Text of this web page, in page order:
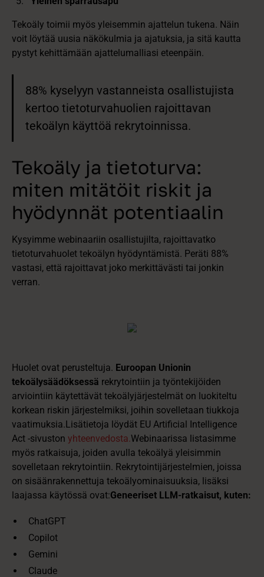
Tekoäly toimii myös yleisemmin ajattelun tukena. Näin
voit löytää uusia näkökulmia ja ajatuksia, ja sitä kautta
pystyt kehittämään ajattelumalliasi eteenpäin.
88% kyselyyn vastanneista osallistujista
kertoo tietoturvahuolien rajoittavan
tekoälyn käyttöä rekrytoinnissa.
Tekoäly ja tietoturva:
miten mitätöit riskit ja
hyödynnät potentiaalin
Kysyimme webinaariin osallistujilta, rajoittavatko
tietoturvahuolet tekoälyn hyödyntämistä. Peräti 88%
vastasi, että rajoittavat joko merkittävästi tai jonkin
verran.
Huolet ovat perusteltuja. Euroopan Unionin
tekoälysäädöksessä rekrytointiin ja työntekijöiden
arviointiin käytettävät tekoälyjärjestelmät on luokiteltu
korkean riskin järjestelmiksi, joihin sovelletaan tiukkoja
vaatimuksia.Lisätietoja löydät EU Artificial Intelligence
Act -sivuston yhteenvedosta.Webinaarissa listasimme
myös ratkaisuja, joiden avulla tekoälyä yleisimmin
sovelletaan rekrytointiin. Rekrytointijärjestelmien, joissa
on sisäänrakennettuja tekoälyominaisuuksia, lisäksi
laajassa käytössä ovat:Geneeriset LLM-ratkaisut, kuten:
ChatGPT
Copilot
Gemini
Claude